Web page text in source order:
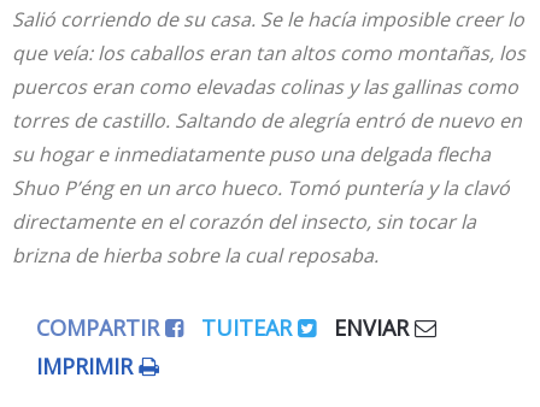
Salió corriendo de su casa. Se le hacía imposible creer lo
que veía: los caballos eran tan altos como montañas, los
puercos eran como elevadas colinas y las gallinas como
torres de castillo. Saltando de alegría entró de nuevo en
su hogar e inmediatamente puso una delgada flecha
Shuo P’éng en un arco hueco. Tomó puntería y la clavó
directamente en el corazón del insecto, sin tocar la
brizna de hierba sobre la cual reposaba.
COMPARTIR TUITEAR
ENVIAR
IMPRIMIR